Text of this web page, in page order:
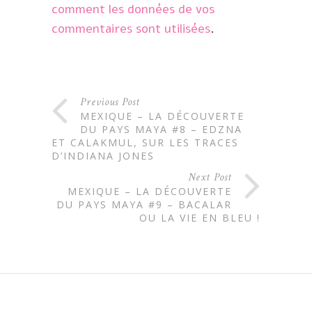
comment les données de vos
commentaires sont utilisées.
Previous Post
MEXIQUE – LA DÉCOUVERTE
DU PAYS MAYA #8 – EDZNA
ET CALAKMUL, SUR LES TRACES
D’INDIANA JONES
Next Post
MEXIQUE – LA DÉCOUVERTE
DU PAYS MAYA #9 – BACALAR
OU LA VIE EN BLEU !